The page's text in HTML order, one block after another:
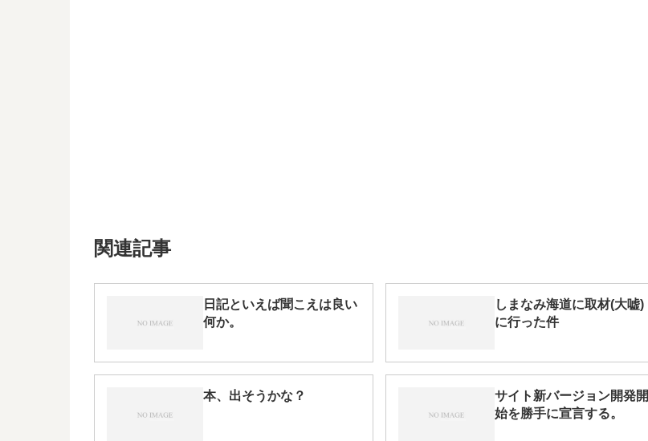
関連記事
日記といえば聞こえは良い
何か。
しまなみ海道に取材(大嘘)
に行った件
本、出そうかな？
サイト新バージョン開発開
始を勝手に宣言する。